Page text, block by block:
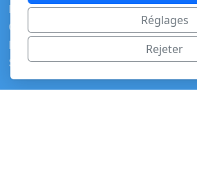
Programme LUMEN
Gouvernance
Ressources
Soutien
Réglages
Rejeter